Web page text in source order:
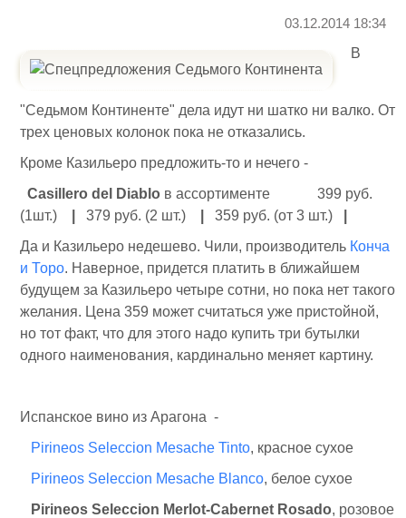
03.12.2014 18:34
В
"Седьмом Континенте" дела идут ни шатко ни валко. От
трех ценовых колонок пока не отказались.
Кроме Казильеро предложить-то и нечего -
Casillero del Diablo в ассортименте 399 руб.
(1шт.)
379 руб. (2 шт.) 359 руб. (от 3 шт.)
Да и Казильеро недешево. Чили, производитель Конча
и Торо. Наверное, придется платить в ближайшем
будущем за Казильеро четыре сотни, но пока нет такого
желания. Цена 359 может считаться уже пристойной,
но тот факт, что для этого надо купить три бутылки
одного наименования, кардинально меняет картину.
Испанское вино из Арагона -
Pirineos Seleccion Mesache Tinto, красное сухое
Pirineos Seleccion Mesache Blanco, белое сухое
Pirineos Seleccion Merlot-Cabernet Rosado, розовое